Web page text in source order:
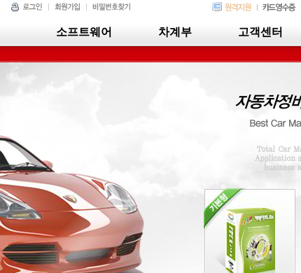
소프트웨어 차계부 고객센터